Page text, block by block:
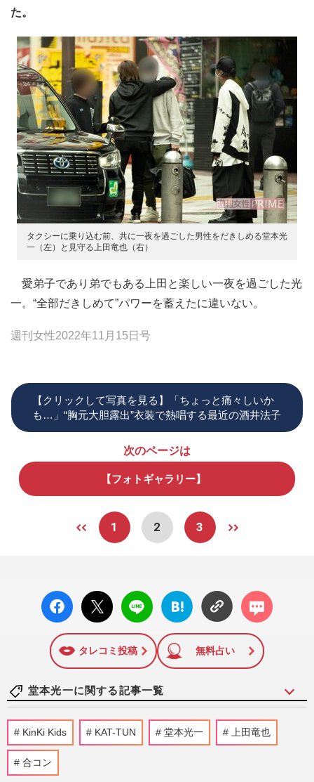
た。
タクシーに乗り込む前、共に一夜を過ごした男性をだきしめる堂本光
一（左）と見守る上田竜也（右）
愛弟子であり弟でもある上田と楽しい一夜を過ごした光
一。“全部だきしめて”パワーを蓄えたに違いない。
週刊女性2022年11月15日号
【クリックして写真を見る】「ちょっと痛々しいか
も…」“胸元大胆露出”衣装で熱唱する最近の酒井法子
次のページは
【フォトギャラリー】
1 2 3
facebo
ok い
X ポス
ト
LINE
はてな
ブック
に追加
コメン
ト
タレコミ投稿 無料占い
堂本光一に関する記事一覧
STARTO社、カウコン配信不具合のお詫び
に異例の“1000円クーポン”配布もファン
KinKi Kids KAT-TUN 堂本光一 上田竜也
合コン